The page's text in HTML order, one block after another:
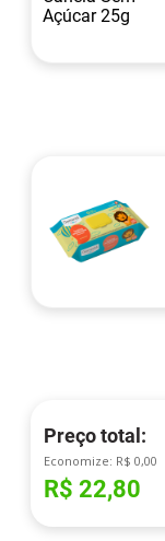
Preço total:
Economize: R$ 0,00
R$ 22,80